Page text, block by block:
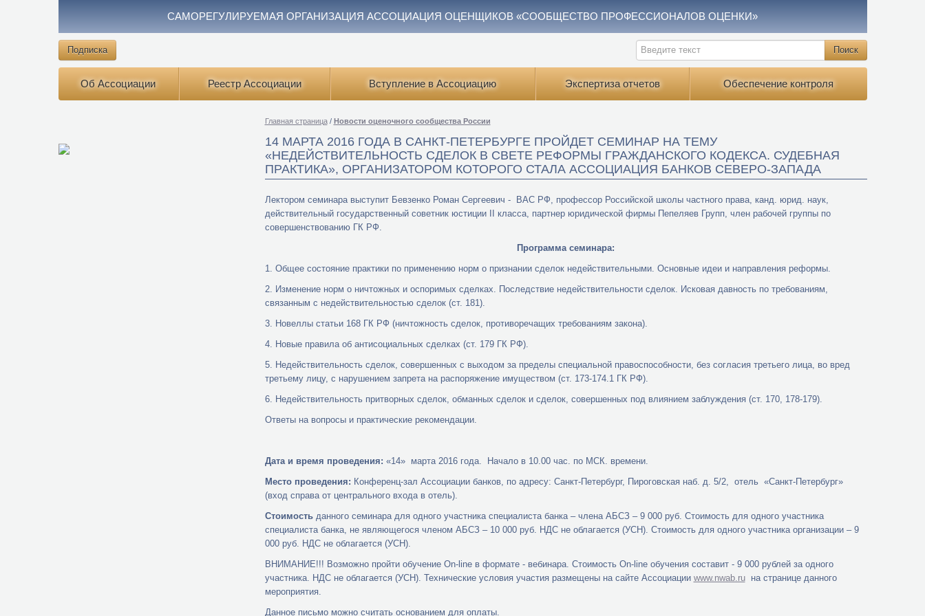
САМОРЕГУЛИРУЕМАЯ ОРГАНИЗАЦИЯ АССОЦИАЦИЯ ОЦЕНЩИКОВ «СООБЩЕСТВО ПРОФЕССИОНАЛОВ ОЦЕНКИ»
Подписка
Об Ассоциации Реестр Ассоциации Вступление в Ассоциацию Экспертиза отчетов Обеспечение контроля
Главная страница / Новости оценочного сообщества России
14 МАРТА 2016 ГОДА В САНКТ-ПЕТЕРБУРГЕ ПРОЙДЕТ СЕМИНАР НА ТЕМУ
«НЕДЕЙСТВИТЕЛЬНОСТЬ СДЕЛОК В СВЕТЕ РЕФОРМЫ ГРАЖДАНСКОГО КОДЕКСА. СУДЕБНАЯ
ПРАКТИКА», ОРГАНИЗАТОРОМ КОТОРОГО СТАЛА АССОЦИАЦИЯ БАНКОВ СЕВЕРО-ЗАПАДА
Лектором семинара выступит Бевзенко Роман Сергеевич - ВАС РФ, профессор Российской школы частного права, канд. юрид. наук,
действительный государственный советник юстиции II класса, партнер юридической фирмы Пепеляев Групп, член рабочей группы по
совершенствованию ГК РФ.
Программа семинара:
1. Общее состояние практики по применению норм о признании сделок недействительными. Основные идеи и направления реформы.
2. Изменение норм о ничтожных и оспоримых сделках. Последствие недействительности сделок. Исковая давность по требованиям,
связанным с недействительностью сделок (ст. 181).
3. Новеллы статьи 168 ГК РФ (ничтожность сделок, противоречащих требованиям закона).
4. Новые правила об антисоциальных сделках (ст. 179 ГК РФ).
5. Недействительность сделок, совершенных с выходом за пределы специальной правоспособности, без согласия третьего лица, во вред
третьему лицу, с нарушением запрета на распоряжение имуществом (ст. 173-174.1 ГК РФ).
6. Недействительность притворных сделок, обманных сделок и сделок, совершенных под влиянием заблуждения (ст. 170, 178-179).
Ответы на вопросы и практические рекомендации.
Дата и время проведения: «14» марта 2016 года. Начало в 10.00 час. по МСК. времени.
Место проведения: Конференц-зал Ассоциации банков, по адресу: Санкт-Петербург, Пироговская наб. д. 5/2, отель «Санкт-Петербург»
(вход справа от центрального входа в отель).
Стоимостьданного семинара для одного участника специалиста банка – члена АБСЗ – 9 000 руб. Стоимость для одного участника
специалиста банка, не являющегося членом АБСЗ – 10 000 руб. НДС не облагается (УСН). Стоимость для одного участника организации – 9
000 руб. НДС не облагается (УСН).
ВНИМАНИЕ!!! Возможно пройти обучение On-line в формате - вебинара. Стоимость On-line обучения составит - 9 000 рублей за одного
участника. НДС не облагается (УСН). Технические условия участия размещены на сайте Ассоциации www.nwab.ruна странице данного
мероприятия.
Данное письмо можно считать основанием для оплаты.